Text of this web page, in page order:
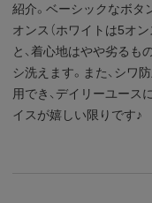
紹介。ベーシックなボタ
オンス（ホワイトは5オ
と、着心地はやや劣るも
シ洗えます。また、シワ
用でき、デイリーユース
イスが嬉しい限りです♪